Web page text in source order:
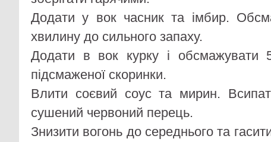
Додати у вок часник та імбир.
хвилину до сильного запаху.
Додати в вок курку і обсмажувати
підсмаженої скоринки.
Влити соєвий соус та мирин.
сушений червоний перець.
Знизити вогонь до середнього та